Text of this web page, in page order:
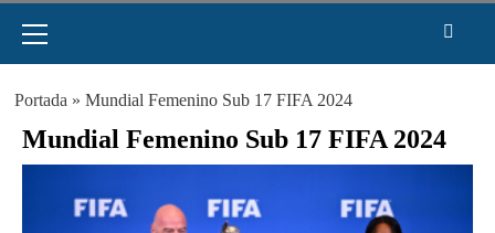
principal
Portada » Mundial Femenino Sub 17 FIFA 2024
Mundial Femenino Sub 17 FIFA 2024